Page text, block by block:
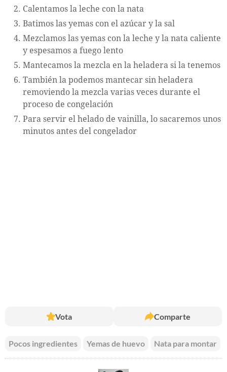
Calentamos la leche con la nata
Batimos las yemas con el azúcar y la sal
Mezclamos las yemas con la leche y la nata caliente
y espesamos a fuego lento
Mantecamos la mezcla en la heladera si la tenemos
También la podemos mantecar sin heladera
removiendo la mezcla varias veces durante el
proceso de congelación
Para servir el helado de vainilla, lo sacaremos unos
minutos antes del congelador
Vota Comparte
Pocos ingredientes Yemas de huevo Nata para montar